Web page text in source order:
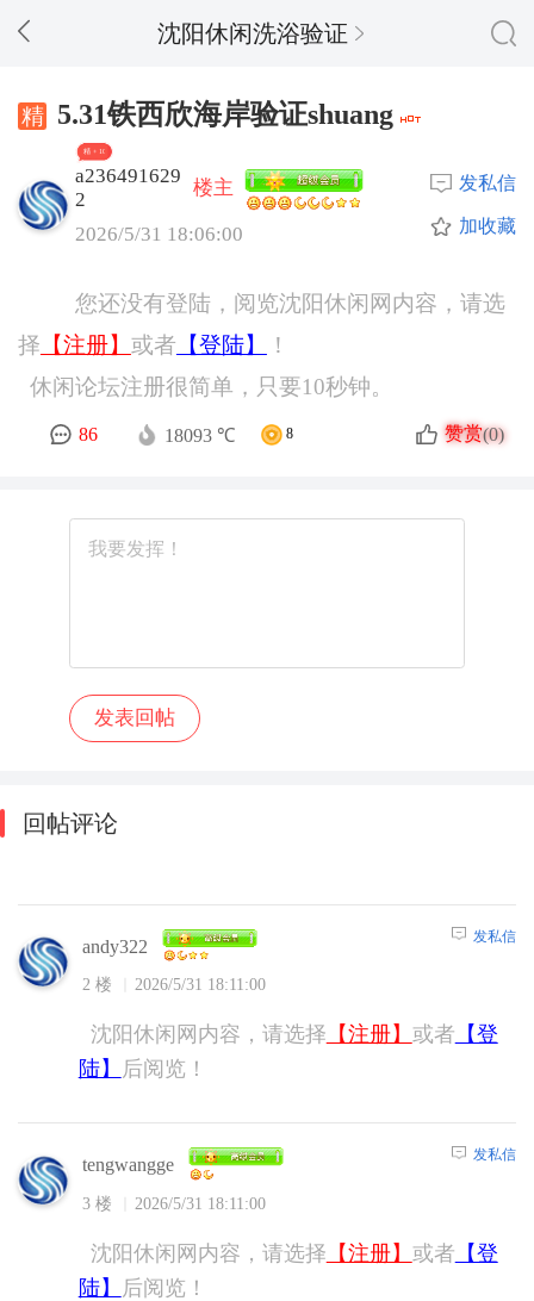
沈阳休闲洗浴验证
5.31铁西欣海岸验证shuang
精 + 10
a236491629
2
楼主
2026/5/31 18:06:00
发私信
加收藏
您还没有登陆，阅览沈阳休闲网内容，请选
择 【注册】 或者 【登陆】
！
休闲论坛注册很简单，只要10秒钟。
86 18093 ℃ 8 赞赏(0)
回帖评论
andy322
2 楼 2026/5/31 18:11:00
发私信
沈阳休闲网内容，请选择 【注册】 或者 【登
陆】
后阅览！
tengwangge
3 楼 2026/5/31 18:11:00
发私信
沈阳休闲网内容，请选择 【注册】 或者 【登
陆】
后阅览！